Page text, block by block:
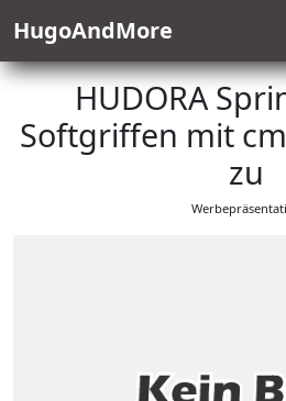
HugoAndMore
HUDORA
Softgriffen mit
zu